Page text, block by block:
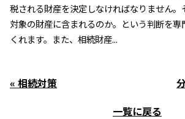
税される財産を決定しなければなりません
対象の財産に含まれるのか。という判断を専
くれます。また、相続財産...
« 相続対策
一覧に戻る